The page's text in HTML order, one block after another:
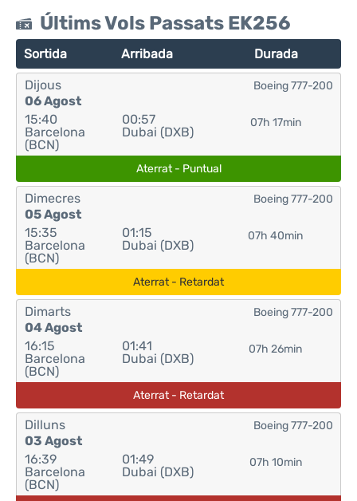
Últims Vols Passats EK256
Sortida Arribada Durada
Dijous
06 Agost
15:40
Barcelona
(BCN)
00:57
Dubai (DXB)
07h 17min
Boeing 777-200
Aterrat - Puntual
Dimecres
05 Agost
15:35
Barcelona
(BCN)
01:15
Dubai (DXB)
07h 40min
Boeing 777-200
Aterrat - Retardat
Dimarts
04 Agost
16:15
Barcelona
(BCN)
01:41
Dubai (DXB)
07h 26min
Boeing 777-200
Aterrat - Retardat
Dilluns
03 Agost
16:39
Barcelona
(BCN)
01:49
Dubai (DXB)
07h 10min
Boeing 777-200